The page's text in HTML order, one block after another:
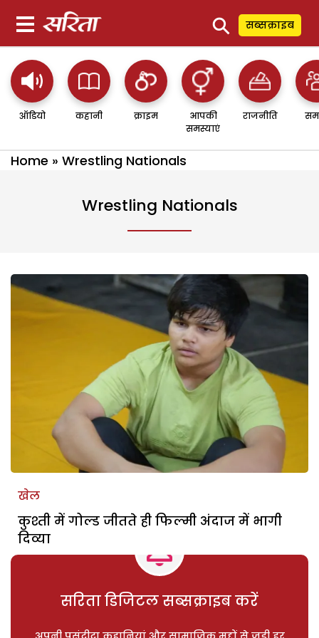
⚲ सब्सक्राइब
ऑडियो कहानी क्राइम
आपकी
समस्याएं
राजनीति
Home » Wrestling Nationals
Wrestling Nationals
खेल
कुश्ती में गोल्ड जीतते ही फिल्मी अंदाज में भागी
दिव्या
सरिता डिजिटल सब्सक्राइब करें